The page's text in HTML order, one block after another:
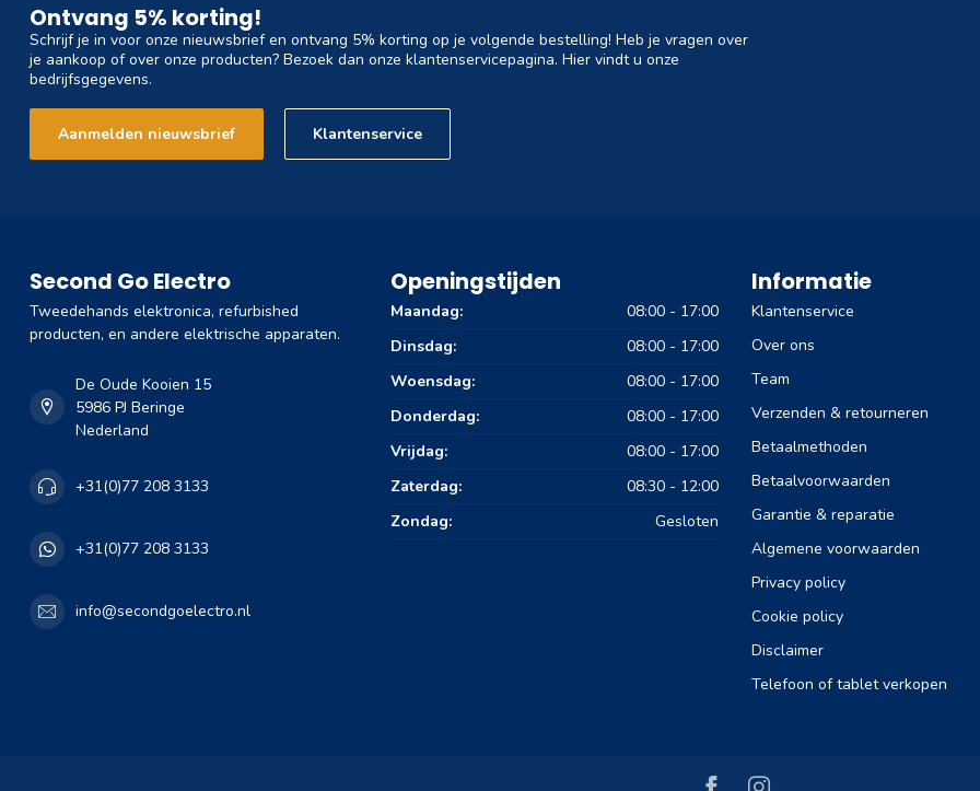
Ontvang 5% korting!
Schrijf je in voor onze nieuwsbrief en ontvang 5% korting op je volgende bestelling! Heb je vragen over
je aankoop of over onze producten? Bezoek dan onze klantenservicepagina. Hier vindt u onze
bedrijfsgegevens.
Aanmelden nieuwsbrief Klantenservice
Second Go Electro
Tweedehands elektronica, refurbished
producten, en andere elektrische apparaten.
De Oude Kooien 15
5986 PJ Beringe
Nederland
+31(0)77 208 3133
+31(0)77 208 3133
info@secondgoelectro.nl
Openingstijden
Maandag:
08:00 - 17:00
Dinsdag:
08:00 - 17:00
Woensdag:
08:00 - 17:00
Donderdag:
08:00 - 17:00
Vrijdag:
08:00 - 17:00
Zaterdag:
08:30 - 12:00
Zondag:
Gesloten
Informatie
Klantenservice
Over ons
Team
Verzenden & retourneren
Betaalmethoden
Betaalvoorwaarden
Garantie & reparatie
Algemene voorwaarden
Privacy policy
Cookie policy
Disclaimer
Telefoon of tablet verkopen